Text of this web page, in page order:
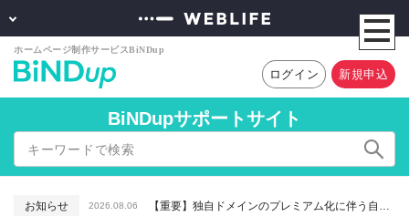
ログイン 新規申込
BiNDupサポートサイト
お知らせ 2026.08.06 【重要】独自ドメインのプレミアム化に伴う自動更新に関するお知らせ